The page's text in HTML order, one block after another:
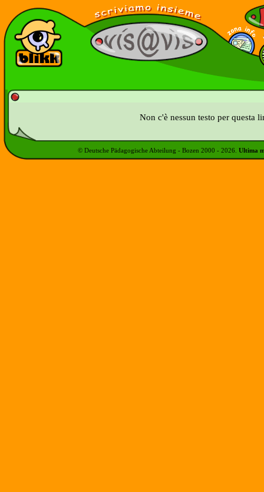
Non c'è nessun testo per questa
© Deutsche Pädagogische Abteilung - Bozen 2000 - 2026 Ultima